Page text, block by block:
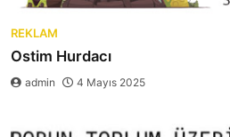
REKLAM
Ostim Hurdacı
admin 4 Mayıs 2025